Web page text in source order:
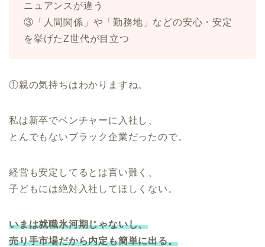
ニュアンスが違う
③「人間関係」や「勤務地」などの安心・安定
を挙げたZ世代が目立つ
①親の気持ちはわかりますね。
私は新卒でベンチャーに入社し、
とんでもないブラック企業だったので。
経営も安定してるとは言い難く、
子どもには絶対入社してほしくない。
いまは就職氷河期じゃないし、
売り手市場だから内定も簡単に出る。